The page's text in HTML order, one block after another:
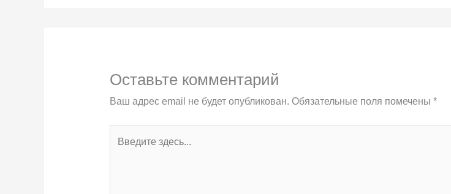
Оставьте комментарий
Ваш адрес email не будет опубликован. Обязательные поля помечены *